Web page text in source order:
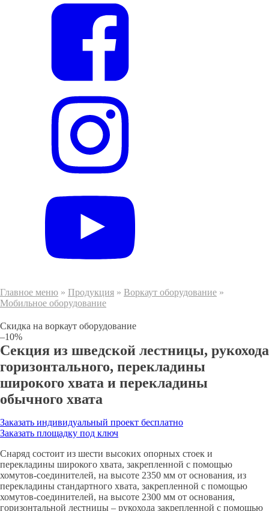
Главное меню » Продукция » Воркаут оборудование »
Мобильное оборудование
Скидка на воркаут оборудование
–10%
Секция из шведской лестницы, рукохода
горизонтального, перекладины
широкого хвата и перекладины
обычного хвата
Заказать индивидуальный проект бесплатно
Заказать площадку под ключ
Снаряд состоит из шести высоких опорных стоек и
перекладины широкого хвата, закрепленной с помощью
хомутов-соединителей, на высоте 2350 мм от основания, из
перекладины стандартного хвата, закрепленной с помощью
хомутов-соединителей, на высоте 2300 мм от основания,
горизонтальной лестницы – рукохода закрепленной с помощью